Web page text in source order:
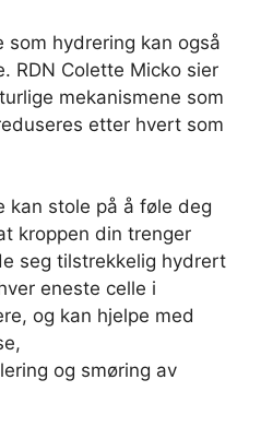
som hydrering kan også
RDN Colette Micko sier
mekanismene som
etter hvert som
kan stole på å føle deg
kroppen din trenger
seg tilstrekkelig hydrert
eneste celle i
og kan hjelpe med
og smøring av